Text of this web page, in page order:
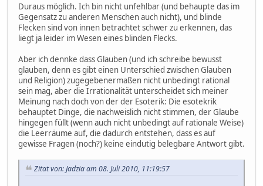
Duraus möglich. Ich bin nicht unfehlbar (und behaupte das im
Gegensatz zu anderen Menschen auch nicht), und blinde
Flecken sind von innen betrachtet schwer zu erkennen, das
liegt ja leider im Wesen eines blinden Flecks.
Aber ich dennke dass Glauben (und ich schreibe bewusst
glauben, denn es gibt einen Unterschied zwischen Glauben
und Religion) zugegebenermaßen nicht unbedingt rational
sein mag, aber die Irrationalität unterscheidet sich meiner
Meinung nach doch von der der Esoterik: Die esotekrik
behauptet Dinge, die nachweislich nicht stimmen, der Glaube
hingegen füllt (wenn auch nicht unbedingt auf rationale Weise)
die Leerräume auf, die dadurch entstehen, dass es auf
gewisse Fragen (noch?) keine eindutig belegbare Antwort gibt.
Zitat von: Jadzia am 08. Juli 2010, 11:19:57